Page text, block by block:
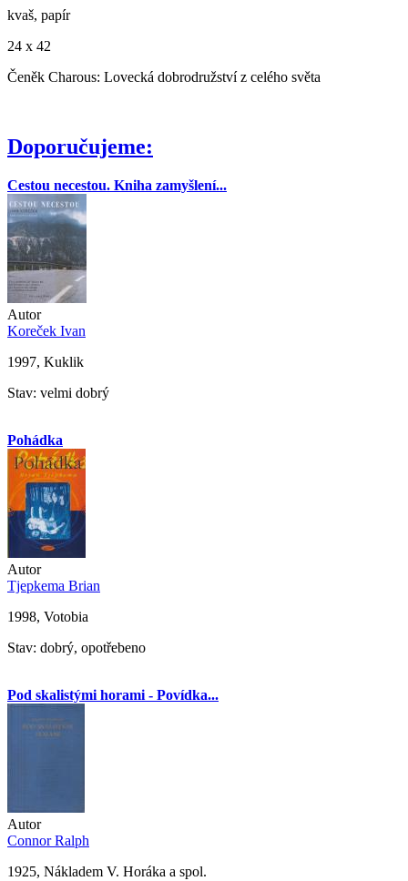
kvaš, papír
24 x 42
Čeněk Charous: Lovecká dobrodružství z celého světa
Doporučujeme:
Cestou necestou. Kniha zamyšlení...
Autor
Koreček Ivan
1997, Kuklik
Stav: velmi dobrý
Pohádka
Autor
Tjepkema Brian
1998, Votobia
Stav: dobrý, opotřebeno
Pod skalistými horami - Povídka...
Autor
Connor Ralph
1925, Nákladem V. Horáka a spol.